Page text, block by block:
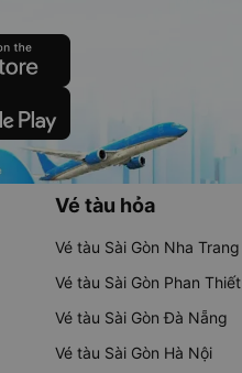
Vé tàu hỏa
Vé tàu Sài Gòn Nha Trang
Vé tàu Sài Gòn Phan Thiết
Vé tàu Sài Gòn Đà Nẵng
Vé tàu Sài Gòn Hà Nội